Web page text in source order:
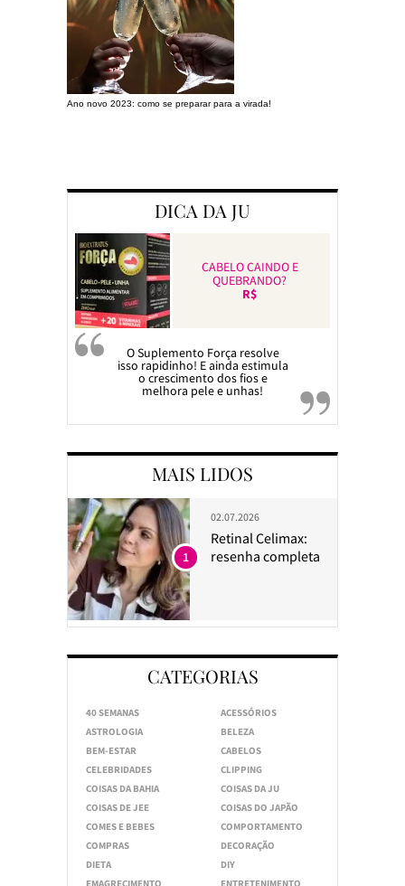
Ano novo 2023: como se preparar para a virada!
DICA DA JU
CABELO CAINDO E
QUEBRANDO?
R$
O Suplemento Força resolve
isso rapidinho! E ainda estimula
o crescimento dos fios e
melhora pele e unhas!
MAIS LIDOS
02.07.2026
Retinal Celimax:
resenha completa
1
CATEGORIAS
40 SEMANAS
ACESSÓRIOS
ASTROLOGIA
BELEZA
BEM-ESTAR
CABELOS
CELEBRIDADES
CLIPPING
COISAS DA BAHIA
COISAS DA JU
COISAS DE JEE
COISAS DO JAPÃO
COMES E BEBES
COMPORTAMENTO
COMPRAS
DECORAÇÃO
DIETA
DIY
EMAGRECIMENTO
ENTRETENIMENTO